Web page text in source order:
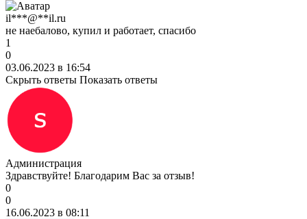
il***@**il.ru
не наебалово, купил и работает, спасибо
1
0
03.06.2023 в 16:54
Скрыть ответы Показать ответы
Администрация
Здравствуйте! Благодарим Вас за отзыв!
0
0
16.06.2023 в 08:11